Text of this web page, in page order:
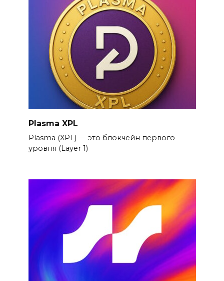
Plasma XPL
Plasma (XPL) — это блокчейн первого
уровня (Layer 1)